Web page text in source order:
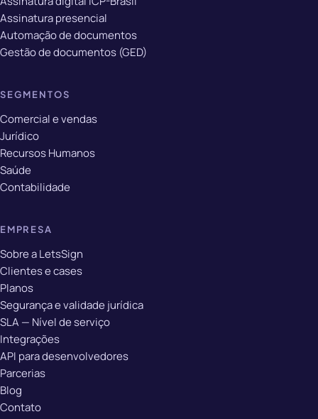
Assinatura presencial
Automação de documentos
Gestão de documentos (GED)
SEGMENTOS
Comercial e vendas
Jurídico
Recursos Humanos
Saúde
Contabilidade
EMPRESA
Sobre a LetsSign
Clientes e cases
Planos
Segurança e validade jurídica
SLA — Nível de serviço
Integrações
API para desenvolvedores
Parcerias
Blog
Contato